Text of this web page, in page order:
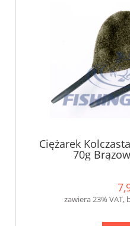
Ciężarek
70g
zawiera 23%